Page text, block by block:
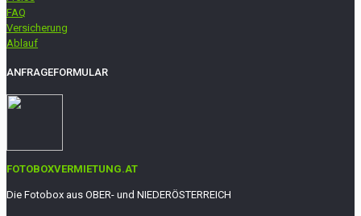
FAQ
Versicherung
Ablauf
ANFRAGEFORMULAR
FOTOBOXVERMIETUNG.AT
Die Fotobox aus OBER- und NIEDERÖSTERREICH